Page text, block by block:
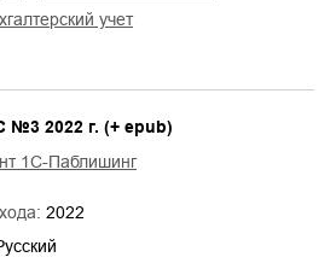
учет
№3 2022 г. (+ epub)
1С-Паблишинг
2022